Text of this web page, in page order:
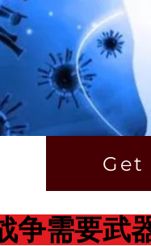
Get
争需要武